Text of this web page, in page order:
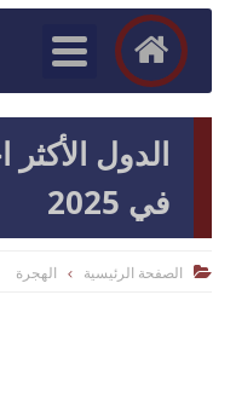
الدول الأكثر
في 2025
 الصفحة الرئيسية الهجرة